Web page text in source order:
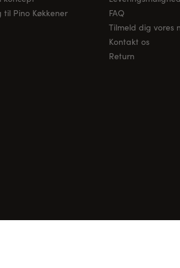
til Pino Køkkener
FAQ
Tilmeld dig vores
Kontakt os
Return